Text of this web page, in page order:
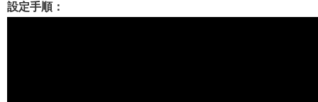
設定手順：